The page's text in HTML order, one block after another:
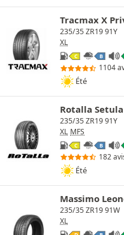
Tracmax X
235/35 ZR19 91Y
XL
C B
1104
Été
Rotalla Setula
235/35 ZR19 91Y
XL MFS
C B
182
Été
Massimo
235/35 ZR19 91W
XL